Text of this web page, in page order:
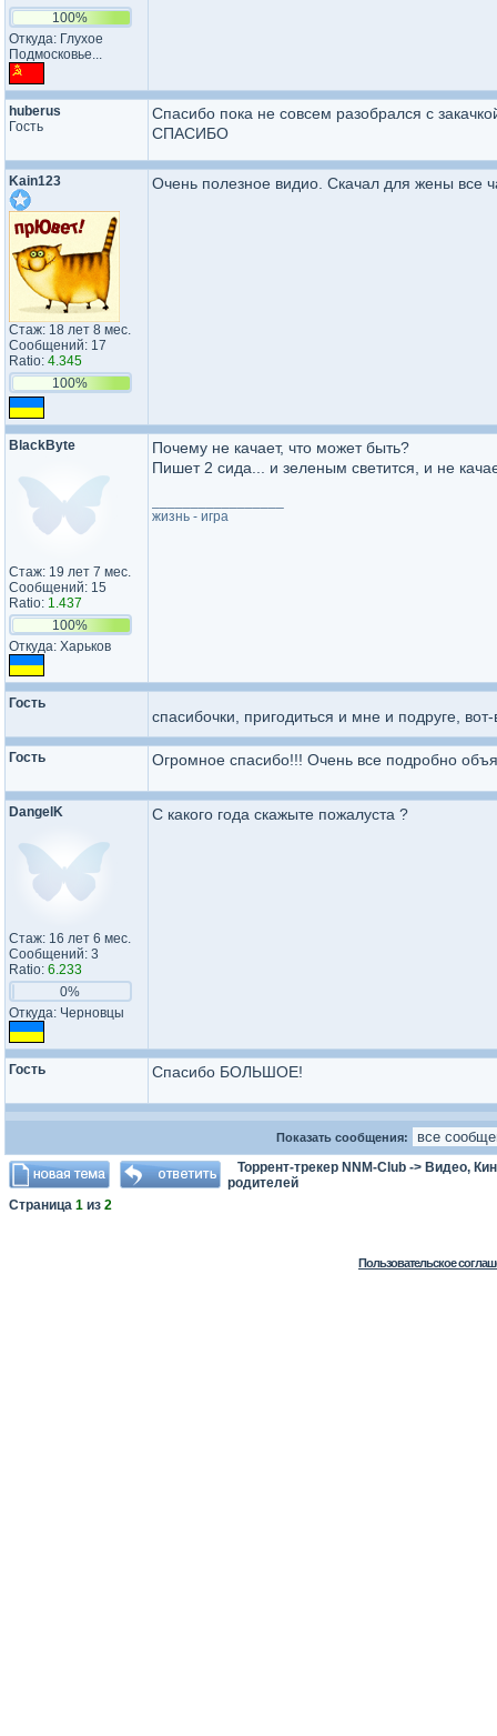
100%
Откуда: Глухое
Подмосковье...
huberus
Гость
Спасибо пока не совсем разобрался с
СПАСИБО
Kain123
Стаж: 18 лет 8 мес.
Сообщений: 17
Ratio: 4.345
100%
Очень полезное видио. Скачал для жены все
BlackByte
Стаж: 19 лет 7 мес.
Сообщений: 15
Ratio: 1.437
100%
Откуда: Харьков
Почему не качает, что может быть?
Пишет 2 сида... и зеленым светится, и не
жизнь - игра
Гость
спасибочки, пригодиться и мне и подруге,
Гость Огромное спасибо!!! Очень все подробно
DangelK
Стаж: 16 лет 6 мес.
Сообщений: 3
Ratio: 6.233
0%
Откуда: Черновцы
С какого года скажыте пожалуста ?
Гость Спасибо БОЛЬШОЕ!
Показать сообщения:
Торрент-трекер NNM-Club -> Видео,
родителей
Страница 1 из 2
Пользовательское